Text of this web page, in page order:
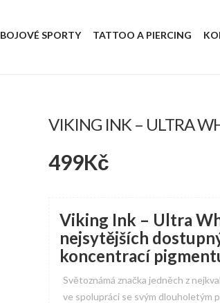
BOJOVÉ SPORTY TATTOO A PIERCING
VIKING INK – ULTRA
499Kč
Viking Ink – Ultra
nejsytějších
koncentrací
Světoznámá značka jedněch z
ve spolupráci se svým dlouholetým